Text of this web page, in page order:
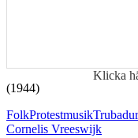
Klicka
(1944)
FolkProtestmusikTrubadur
Cornelis Vreeswijk